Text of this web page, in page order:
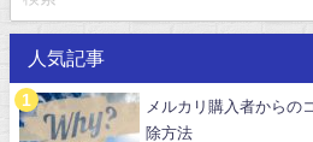
人気記事
メルカリ購入者からの
除方法